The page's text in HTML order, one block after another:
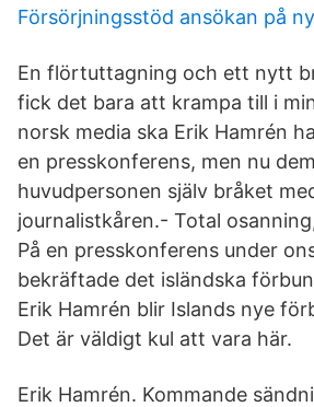
Försörjningsstöd ansökan på
En flörtuttagning och ett nytt
fick det bara att krampa till i
norsk media ska Erik Hamrén
en presskonferens, men nu
huvudpersonen själv bråket
journalistkåren.- Total
På en presskonferens under
bekräftade det isländska
Erik Hamrén blir Islands nye
Det är väldigt kul att vara här.
Erik Hamrén. Kommande